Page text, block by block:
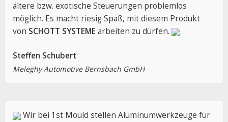
ältere bzw. exotische Steuerungen problemlos
möglich. Es macht riesig Spaß, mit diesem Produkt
von SCHOTT SYSTEME arbeiten zu dürfen.
Steffen Schubert
Meleghy Automotive Bernsbach GmbH
Wir bei 1st Mould stellen Aluminumwerkzeuge für